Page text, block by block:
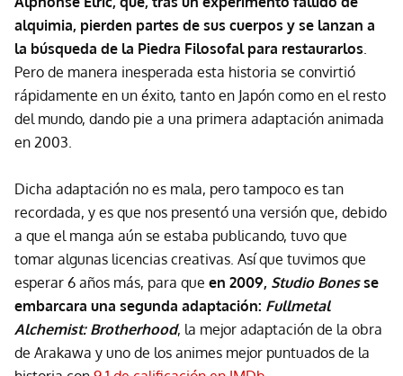
alquimia, pierden partes de sus cuerpos y se lanzan a
la búsqueda de la Piedra Filosofal para restaurarlos.
Pero de manera inesperada esta historia se convirtió
rápidamente en un éxito, tanto en Japón como en el resto
del mundo, dando pie a una primera adaptación animada
en 2003.
Dicha adaptación no es mala, pero tampoco es tan
recordada, y es que nos presentó una versión que, debido
a que el manga aún se estaba publicando, tuvo que
tomar algunas licencias creativas. Así que tuvimos que
esperar 6 años más, para que en 2009, Studio Bonesse
embarcara una segunda adaptación: Fullmetal
Alchemist: Brotherhood, la mejor adaptación de la obra
de Arakawa y uno de los animes mejor puntuados de la